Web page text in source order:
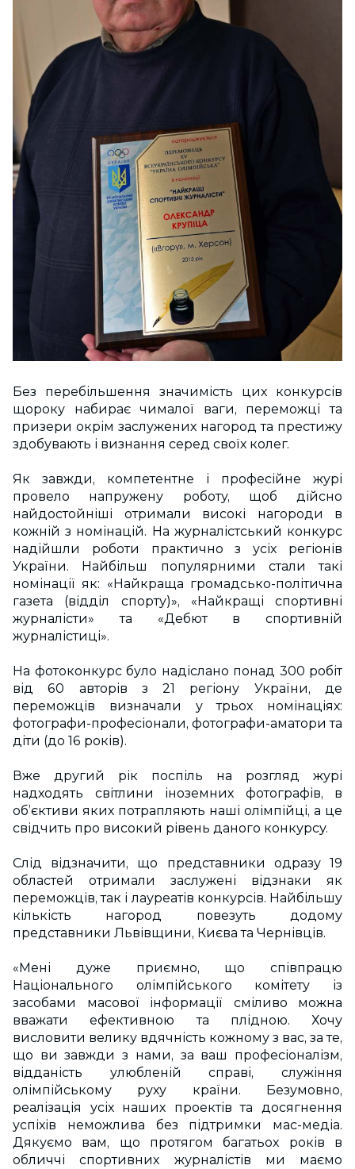
Без перебільшення значимість цих конкурсів
щороку набирає чималої ваги, переможці та
призери окрім заслужених нагород та престижу
здобувають і визнання серед своїх колег.
Як завжди, компетентне і професійне журі
провело напружену роботу, щоб дійсно
найдостойніші отримали високі нагороди в
кожній з номінацій. На журналістський конкурс
надійшли роботи практично з усіх регіонів
України. Найбільш популярними стали такі
номінації як: «Найкраща громадсько-політична
газета (відділ спорту)», «Найкращі спортивні
журналісти» та «Дебют в спортивній
журналістиці».
На фотоконкурс було надіслано понад 300 робіт
від 60 авторів з 21 регіону України, де
переможців визначали у трьох номінаціях:
фотографи-професіонали, фотографи-аматори та
діти (до 16 років).
Вже другий рік поспіль на розгляд журі
надходять світлини іноземних фотографів, в
об’єктиви яких потрапляють наші олімпійці, а це
свідчить про високий рівень даного конкурсу.
Слід відзначити, що представники одразу 19
областей отримали заслужені відзнаки як
переможців, так і лауреатів конкурсів. Найбільшу
кількість нагород повезуть додому
представники Львівщини, Києва та Чернівців.
«Мені дуже приємно, що співпрацю
Національного олімпійського комітету із
засобами масової інформації сміливо можна
вважати ефективною та плідною. Хочу
висловити велику вдячність кожному з вас, за те,
що ви завжди з нами, за ваш професіоналізм,
відданість улюбленій справі, служіння
олімпійському руху країни. Безумовно,
реалізація усіх наших проектів та досягнення
успіхів неможлива без підтримки мас-медіа.
Дякуємо вам, що протягом багатьох років в
обличчі спортивних журналістів ми маємо